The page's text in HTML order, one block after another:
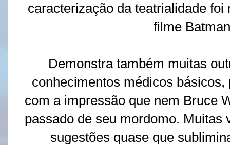
caracterização da teatrialidade
filme
Demonstra também muitas
conhecimentos médicos
com a impressão que nem Bruce
passado de seu mordomo. Muitas
sugestões quase que